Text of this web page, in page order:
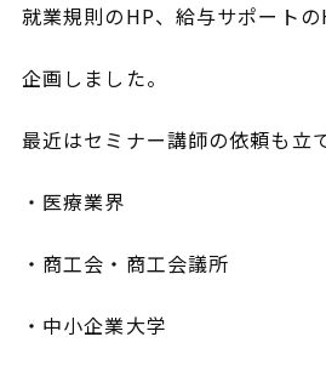
就業規則のHP、給与サポート
企画しました。
最近はセミナー講師の依頼も立
・医療業界
・商工会・商工会議所
・中小企業大学